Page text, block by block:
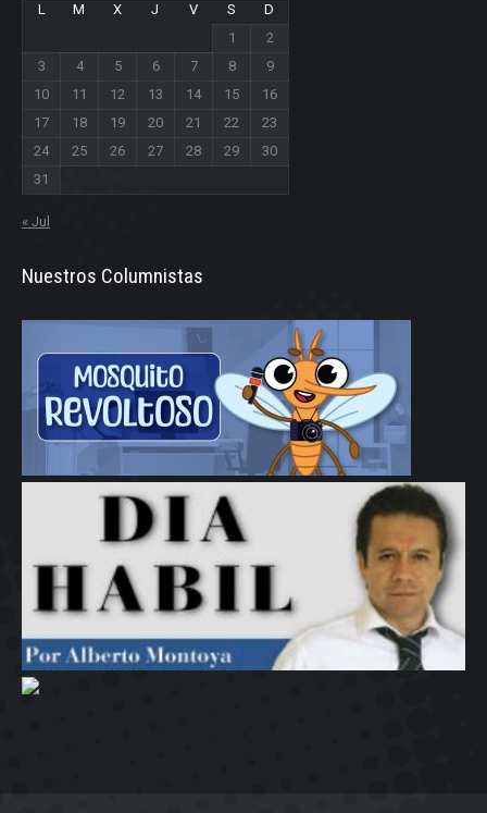
L
M X J V S
D
1
2
3
4 5 6 7 8
9
10
11 12 13 14 15
16
17
18 19 20 21 22
23
24
25 26 27 28 29
30
31
« Jul
Nuestros Columnistas